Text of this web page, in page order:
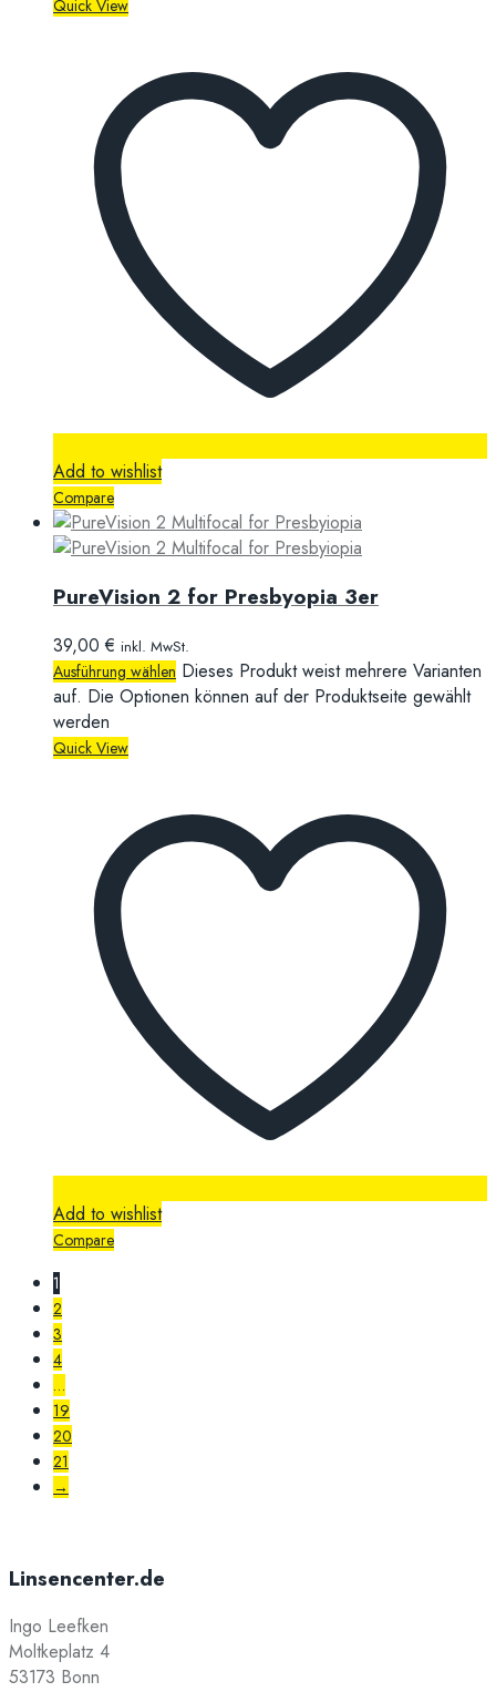
Quick View
Add to wishlist
Compare
PureVision 2 for Presbyopia 3er
39,00€ inkl. MwSt.
Ausführung wählen Dieses Produkt weist mehrere Varianten
auf. Die Optionen können auf der Produktseite gewählt
werden
Quick View
Add to wishlist
Compare
1
2
3
4
…
19
20
21
→
Linsencenter.de
Ingo Leefken
Moltkeplatz 4
53173 Bonn